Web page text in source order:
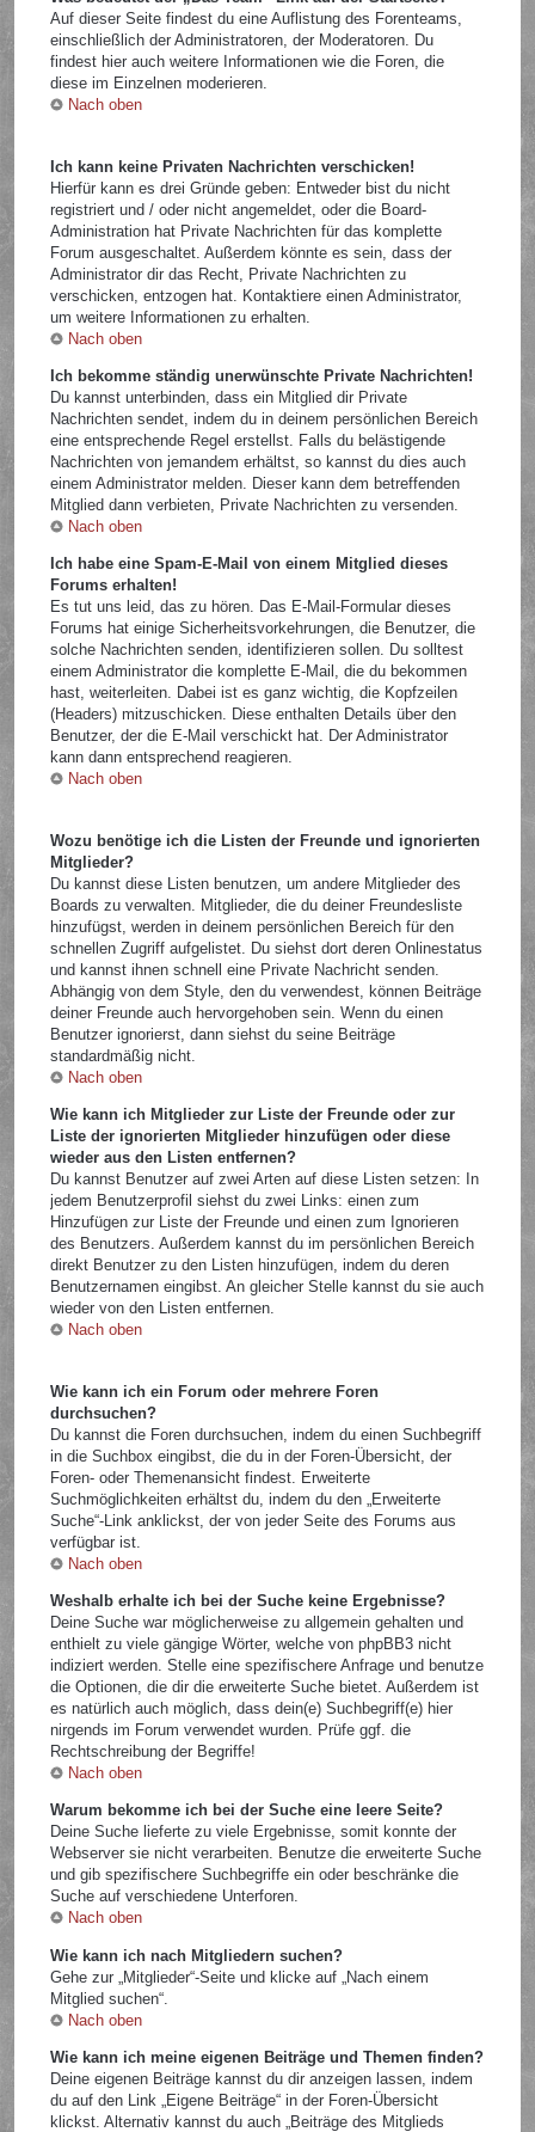
Auf dieser Seite findest du eine Auflistung des Forenteams,
einschließlich der Administratoren, der Moderatoren. Du
findest hier auch weitere Informationen wie die Foren, die
diese im Einzelnen moderieren.
Nach oben
Ich kann keine Privaten Nachrichten verschicken!
Hierfür kann es drei Gründe geben: Entweder bist du nicht
registriert und / oder nicht angemeldet, oder die Board-
Administration hat Private Nachrichten für das komplette
Forum ausgeschaltet. Außerdem könnte es sein, dass der
Administrator dir das Recht, Private Nachrichten zu
verschicken, entzogen hat. Kontaktiere einen Administrator,
um weitere Informationen zu erhalten.
Nach oben
Ich bekomme ständig unerwünschte Private Nachrichten!
Du kannst unterbinden, dass ein Mitglied dir Private
Nachrichten sendet, indem du in deinem persönlichen Bereich
eine entsprechende Regel erstellst. Falls du belästigende
Nachrichten von jemandem erhältst, so kannst du dies auch
einem Administrator melden. Dieser kann dem betreffenden
Mitglied dann verbieten, Private Nachrichten zu versenden.
Nach oben
Ich habe eine Spam-E-Mail von einem Mitglied dieses
Forums erhalten!
Es tut uns leid, das zu hören. Das E-Mail-Formular dieses
Forums hat einige Sicherheitsvorkehrungen, die Benutzer, die
solche Nachrichten senden, identifizieren sollen. Du solltest
einem Administrator die komplette E-Mail, die du bekommen
hast, weiterleiten. Dabei ist es ganz wichtig, die Kopfzeilen
(Headers) mitzuschicken. Diese enthalten Details über den
Benutzer, der die E-Mail verschickt hat. Der Administrator
kann dann entsprechend reagieren.
Nach oben
Wozu benötige ich die Listen der Freunde und ignorierten
Mitglieder?
Du kannst diese Listen benutzen, um andere Mitglieder des
Boards zu verwalten. Mitglieder, die du deiner Freundesliste
hinzufügst, werden in deinem persönlichen Bereich für den
schnellen Zugriff aufgelistet. Du siehst dort deren Onlinestatus
und kannst ihnen schnell eine Private Nachricht senden.
Abhängig von dem Style, den du verwendest, können Beiträge
deiner Freunde auch hervorgehoben sein. Wenn du einen
Benutzer ignorierst, dann siehst du seine Beiträge
standardmäßig nicht.
Nach oben
Wie kann ich Mitglieder zur Liste der Freunde oder zur
Liste der ignorierten Mitglieder hinzufügen oder diese
wieder aus den Listen entfernen?
Du kannst Benutzer auf zwei Arten auf diese Listen setzen: In
jedem Benutzerprofil siehst du zwei Links: einen zum
Hinzufügen zur Liste der Freunde und einen zum Ignorieren
des Benutzers. Außerdem kannst du im persönlichen Bereich
direkt Benutzer zu den Listen hinzufügen, indem du deren
Benutzernamen eingibst. An gleicher Stelle kannst du sie auch
wieder von den Listen entfernen.
Nach oben
Wie kann ich ein Forum oder mehrere Foren
durchsuchen?
Du kannst die Foren durchsuchen, indem du einen Suchbegriff
in die Suchbox eingibst, die du in der Foren-Übersicht, der
Foren- oder Themenansicht findest. Erweiterte
Suchmöglichkeiten erhältst du, indem du den „Erweiterte
Suche“-Link anklickst, der von jeder Seite des Forums aus
verfügbar ist.
Nach oben
Weshalb erhalte ich bei der Suche keine Ergebnisse?
Deine Suche war möglicherweise zu allgemein gehalten und
enthielt zu viele gängige Wörter, welche von phpBB3 nicht
indiziert werden. Stelle eine spezifischere Anfrage und benutze
die Optionen, die dir die erweiterte Suche bietet. Außerdem ist
es natürlich auch möglich, dass dein(e) Suchbegriff(e) hier
nirgends im Forum verwendet wurden. Prüfe ggf. die
Rechtschreibung der Begriffe!
Nach oben
Warum bekomme ich bei der Suche eine leere Seite?
Deine Suche lieferte zu viele Ergebnisse, somit konnte der
Webserver sie nicht verarbeiten. Benutze die erweiterte Suche
und gib spezifischere Suchbegriffe ein oder beschränke die
Suche auf verschiedene Unterforen.
Nach oben
Wie kann ich nach Mitgliedern suchen?
Gehe zur „Mitglieder“-Seite und klicke auf „Nach einem
Mitglied suchen“.
Nach oben
Wie kann ich meine eigenen Beiträge und Themen finden?
Deine eigenen Beiträge kannst du dir anzeigen lassen, indem
du auf den Link „Eigene Beiträge“ in der Foren-Übersicht
klickst. Alternativ kannst du auch „Beiträge des Mitglieds